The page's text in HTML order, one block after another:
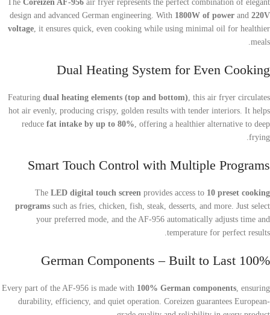
The Coreizen AF-956 air fryer represents the perfect combination of elegant
design and advanced German engineering. With 1800W of power and 220V
voltage , it ensures quick, even cooking while using minimal oil for healthier
meals.
Dual Heating System for Even Cooking
Featuring dual heating elements (top and bottom) , this air fryer circulates
hot air evenly, producing crispy, golden results with tender interiors. It helps
reduce fat intake by up to 80% , offering a healthier alternative to deep
frying.
Smart Touch Control with Multiple Programs
The LED digital touch screen provides access to 10 preset cooking
programs such as fries, chicken, fish, steak, desserts, and more. Just select
your preferred mode, and the AF-956 automatically adjusts time and
temperature for perfect results.
100% German Components – Built to Last
Every part of the AF-956 is made with 100% German components , ensuring
durability, efficiency, and quiet operation. Coreizen guarantees European-